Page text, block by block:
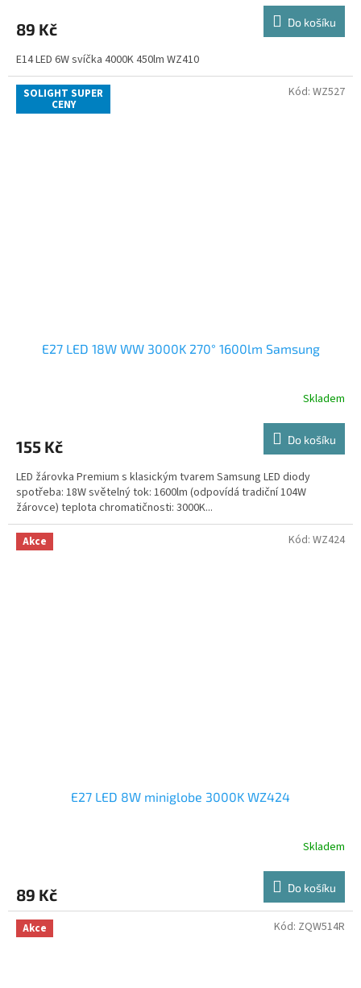
89 Kč Do košíku
E14 LED 6W svíčka 4000K 450lm WZ410
SOLIGHT SUPER
CENY
E27 LED 18W WW 3000K 270° 1600lm Samsung
Skladem
155 Kč Do košíku
LED žárovka Premium s klasickým tvarem Samsung LED diody
spotřeba: 18W světelný tok: 1600lm (odpovídá tradiční 104W
žárovce) teplota chromatičnosti: 3000K...
Kód: WZ527
Akce
E27 LED 8W miniglobe 3000K WZ424
Skladem
89 Kč Do košíku
Kód: WZ424
Akce Kód: ZQW514R